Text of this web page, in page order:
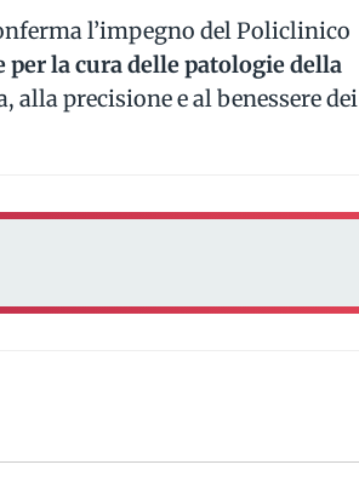
l’impegno del Policlinico
la cura delle patologie della
alla precisione e al benessere dei